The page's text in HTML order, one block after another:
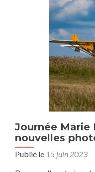
Journée Marie
nouvelles
Publié le 15 juin 2023